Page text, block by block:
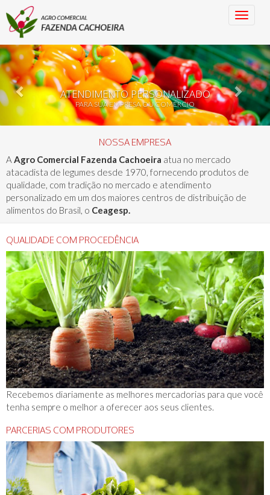
ATENDIMENTO PERSONALIZADO
PARA SUA EMPRESA OU COMÉRCIO
Previous
NOSSA EMPRESA
A Agro Comercial Fazenda Cachoeira atua no mercado
atacadista de legumes desde 1970, fornecendo produtos de
qualidade, com tradição no mercado e atendimento
personalizado em um dos maiores centros de distribuição de
alimentos do Brasil, o Ceagesp.
QUALIDADE COM PROCEDÊNCIA
Recebemos diariamente as melhores mercadorias para que você
tenha sempre o melhor a oferecer aos seus clientes.
PARCERIAS COM PRODUTORES